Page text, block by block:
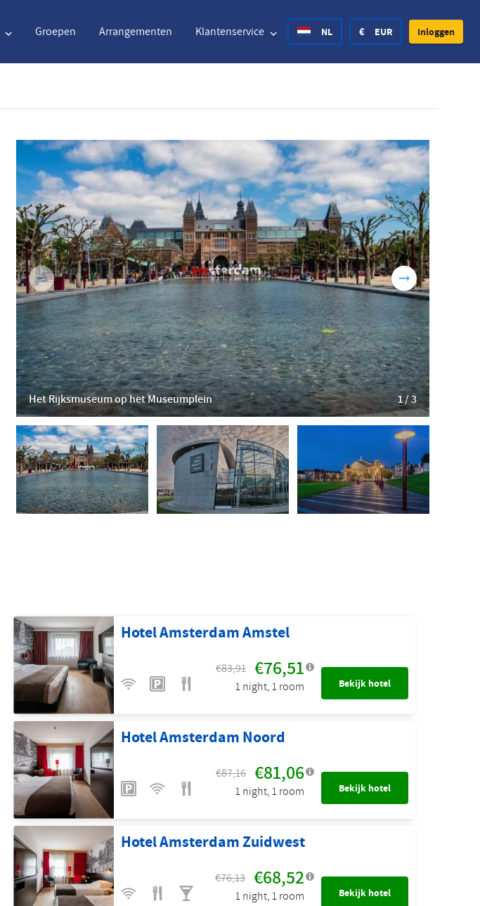
Groepen Arrangementen Klantenservice NL
Nederlands Deutsch
Italiano Español
Português Hrvatski
Danish Finnish
Norsk Tsjechisch
Turks Slowaaks
€ EUR
Euro $ United States Dollar £ British Pound
Canadian Dollar DKK Danish Krone Rs. India Rupee
New Zealand Dollar NOK Norway Krone zł Poland Zloty
Czech Koruna SEK Sweden Krona CHF Switzerland Franc
Inloggen
Het Rijksmuseum op het Museumplein 1 / 3
Hotel Amsterdam Amstel
€83,91 €76,51
1 night, 1 room Bekijk hotel
Hotel Amsterdam Noord
€87,16 €81,06
1 night, 1 room Bekijk hotel
Hotel Amsterdam Zuidwest
€76,13 €68,52
1 night, 1 room Bekijk hotel